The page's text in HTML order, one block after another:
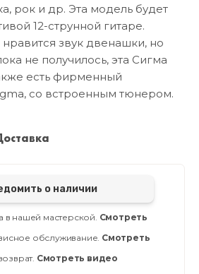
рок и др. Эта модель будет
12-струнной гитаре.
звук двенашки, но
не получилось, эта Сигма
есть фирменный
со встроенным тюнером.
о наличии
в нашей мастерской. Смотреть
обслуживание. Смотреть
Смотреть видео